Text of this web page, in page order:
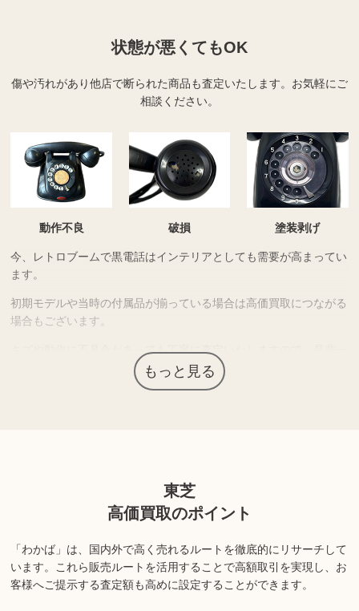
状態が悪くてもOK
傷や汚れがあり他店で断られた商品も査定いたします。 お気軽にご
相談ください。
動作不良 破損 塗装剥げ
今、レトロブームで黒電話はインテリアとしても需要が高まってい
ます。
初期モデルや当時の付属品が揃っている場合は高価買取につながる
場合もございます。
キズや動作に不具合があっても丁寧に査定いたしますので、是非一
度「わかば」にお持ちください。
す。詳しくは店舗までお問い合わせください。
もっと見る
東芝
高価買取のポイント
「わかば」は、国内外で高く売れるルートを徹底的にリサーチして
います。 これら販売ルートを活用することで高額取引を実現し、お
客様へご提示する査定額も高めに設定することができます。